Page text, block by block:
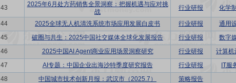
43
2025年6月处方药销售全景洞察：把握机遇与应对挑
战
行业研报 化学
44 2025全球无人机清洗系统市场应用发展白皮书 行业研报 通用
45
破圈与共生：2025中国社交媒体全球化发展报告 行业研报 数字
46
2025中国AI Agent商业应用场景洞察研究 行业研报 计算机
47
AI专题：中国企业出海沙特季度研究报告 行业研报 IT服
48
中国城市技术创新月报：武汉市（2025.7） 策略报告